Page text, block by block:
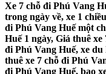
Xe 7 chỗ đi Phú Vang
trong ngày về, xe 1
đi Phú Vang Huế một
Huế 1 ngày, Giá thuê
đi Phú Vang Huế, xe
thuê xe 7 chỗ đi Phú
đi Phú Vang Huế, bao